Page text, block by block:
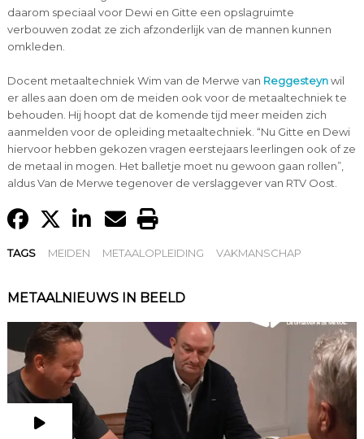
daarom speciaal voor Dewi en Gitte een opslagruimte
verbouwen zodat ze zich afzonderlijk van de mannen kunnen
omkleden.
Docent metaaltechniek Wim van de Merwe van Reggesteynwil
er alles aan doen om de meiden ook voor de metaaltechniek te
behouden. Hij hoopt dat de komende tijd meer meiden zich
aanmelden voor de opleiding metaaltechniek. “Nu Gitte en Dewi
hiervoor hebben gekozen vragen eerstejaars leerlingen ook of ze
de metaal in mogen. Het balletje moet nu gewoon gaan rollen”,
aldus Van de Merwe tegenover de verslaggever van RTV Oost.
TAGS MEIDEN METAALOPLEIDING VAKMANSCHAP
METAALNIEUWS IN BEELD